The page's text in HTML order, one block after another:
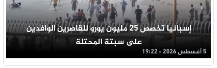
إسبانيا تخصص 25 مليون يورو للقاصرين الوافدين
على سبتة المحتلة
5 أغسطس 2026 - 19:22